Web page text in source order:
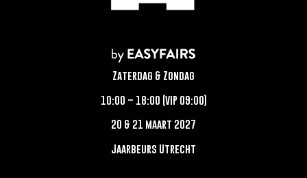
Zaterdag & Zondag
10:00 – 18:00 (VIP 09:00)
20 & 21 maart 2027
Jaarbeurs Utrecht